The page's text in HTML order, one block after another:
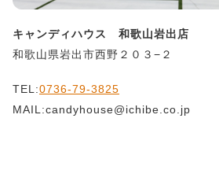
キャンディハウス 和歌山岩出店
和歌山県岩出市西野２０３−２
TEL:0736-79-3825
MAIL:candyhouse@ichibe.co.jp